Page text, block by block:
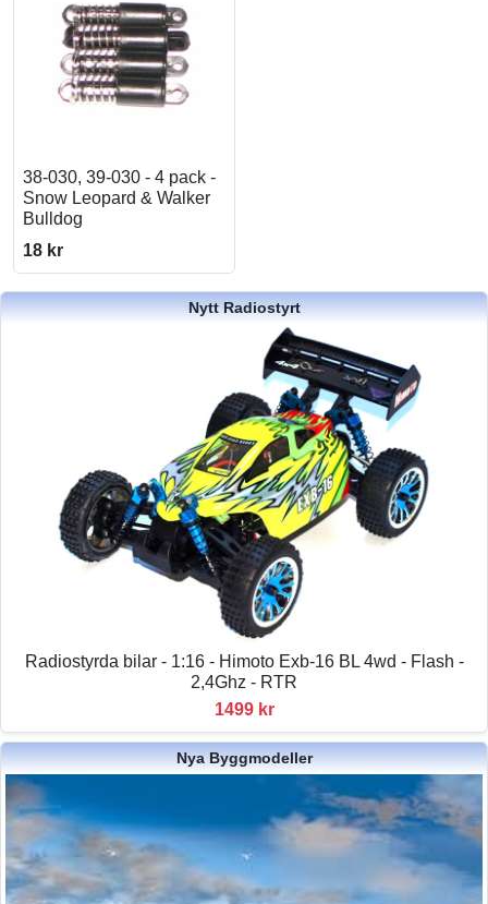
38-030, 39-030 - 4 pack -
Snow Leopard & Walker
Bulldog
18 kr
Nytt Radiostyrt
Radiostyrda bilar - 1:16 - Himoto Exb-16 BL 4wd - Flash -
2,4Ghz - RTR
1499 kr
Nya Byggmodeller